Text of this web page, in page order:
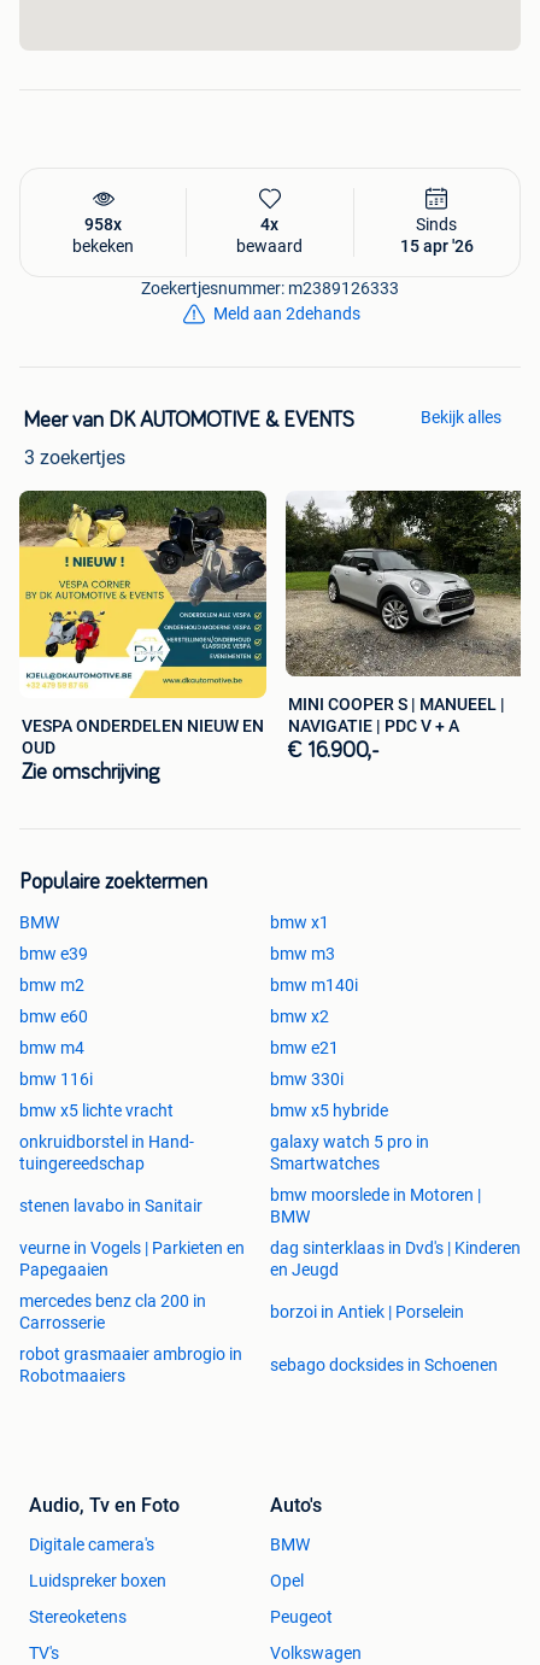
958x
bekeken
4x
bewaard
Sinds
15 apr '26
Zoekertjesnummer: m2389126333
Meld aan 2dehands
Meer van DK AUTOMOTIVE & EVENTS
3 zoekertjes
Bekijk alles
VESPA ONDERDELEN NIEUW EN
OUD
Zie omschrijving
MINI COOPER S | MANUEEL |
NAVIGATIE | PDC V + A
€ 16.900,-
Populaire zoektermen
BMW
bmw x1
bmw e39
bmw m3
bmw m2
bmw m140i
bmw e60
bmw x2
bmw m4
bmw e21
bmw 116i
bmw 330i
bmw x5 lichte vracht
bmw x5 hybride
onkruidborstel in Hand-
tuingereedschap
galaxy watch 5 pro in
Smartwatches
stenen lavabo in Sanitair
bmw moorslede in Motoren |
BMW
veurne in Vogels | Parkieten en
Papegaaien
dag sinterklaas in Dvd's | Kinderen
en Jeugd
mercedes benz cla 200 in
Carrosserie
borzoi in Antiek | Porselein
robot grasmaaier ambrogio in
Robotmaaiers
sebago docksides in Schoenen
Audio, Tv en Foto
Digitale camera's
Luidspreker boxen
Stereoketens
TV's
Auto's
BMW
Opel
Peugeot
Volkswagen